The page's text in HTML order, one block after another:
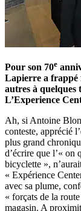
Pour son 70e
Lapierre a frappé
autres à quelques
L’Experience
Ah, si Antoine
conteste, apprécié
plus grand
d’écrire que l’« on
bicyclette »,
« Expérience
avec sa plume,
« forçats de la
magasin. A